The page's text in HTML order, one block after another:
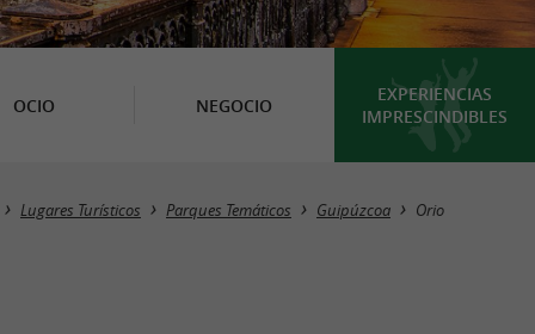
OCIO NEGOCIO
EXPERIENCIAS
IMPRESCINDIBLES
Masquer la carte
Lugares Turísticos Parques Temáticos Guipúzcoa Orio